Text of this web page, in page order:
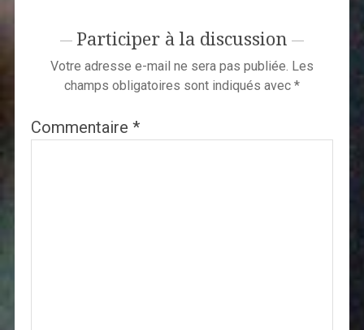
Participer à la discussion
Votre adresse e-mail ne sera pas publiée. Les
champs obligatoires sont indiqués avec *
Commentaire *